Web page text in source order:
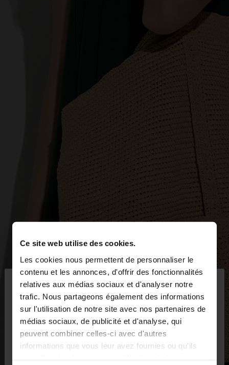
Ce site web utilise des cookies.
Les cookies nous permettent de personnaliser le
contenu et les annonces, d'offrir des fonctionnalités
relatives aux médias sociaux et d'analyser notre
trafic. Nous partageons également des informations
sur l'utilisation de notre site avec nos partenaires de
médias sociaux, de publicité et d'analyse, qui
peuvent combiner celles-ci avec d'autres
informations que vous leur avez fournies ou qu'ils
bonjour ×
Vous accédez au site depuis France. Voulez-vous
parcourir notre site au United States?